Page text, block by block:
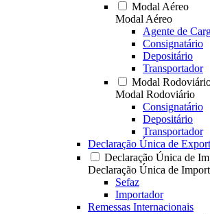
Modal Aéreo
Modal Aéreo
Agente de
Consignatário
Depositário
Transportador
Modal
Modal Rodoviário
Consignatário
Depositário
Transportador
Declaração Única de
Declaração Única de
Declaração Única de
Sefaz
Importador
Remessas Internacionais